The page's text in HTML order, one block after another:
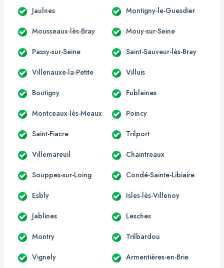
Jaulnes Montigny-le-Guesdier
Mousseaux-lès-Bray Mouy-sur-Seine
Passy-sur-Seine Saint-Sauveur-lès-Bray
Villenauxe-la-Petite Villuis
Boutigny Fublaines
Montceaux-lès-Meaux Poincy
Saint-Fiacre Trilport
Villemareuil Chaintreaux
Souppes-sur-Loing Condé-Sainte-Libiaire
Esbly Isles-lès-Villenoy
Jablines Lesches
Montry Trilbardou
Vignely Armentières-en-Brie